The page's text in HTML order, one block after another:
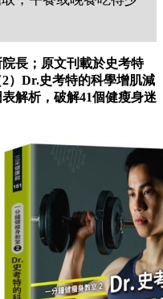
院長；原文刊載於史考特
2）Dr.史考特的科學增肌減
解析，破解41個健瘦身迷